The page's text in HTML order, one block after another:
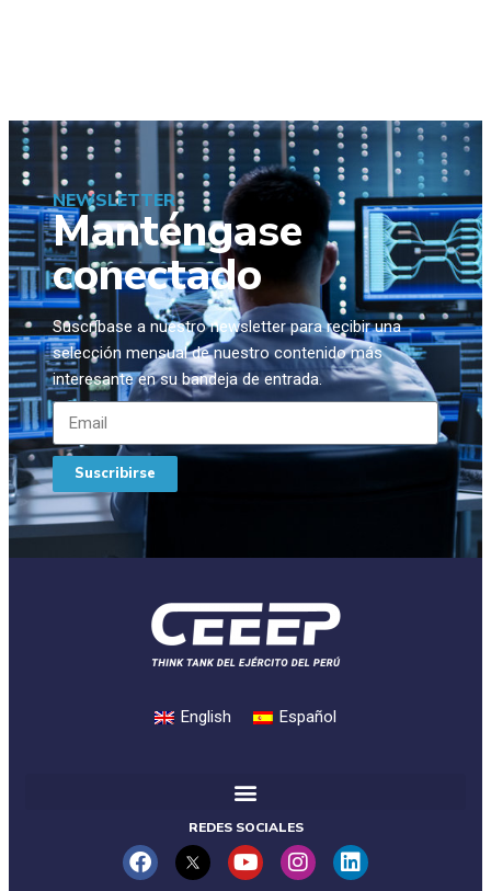
NEWSLETTER
Manténgase
conectado
Suscríbase a nuestro newsletter para recibir una
selección mensual de nuestro contenido más
interesante en su bandeja de entrada.
Suscribirse
English Español
REDES SOCIALES